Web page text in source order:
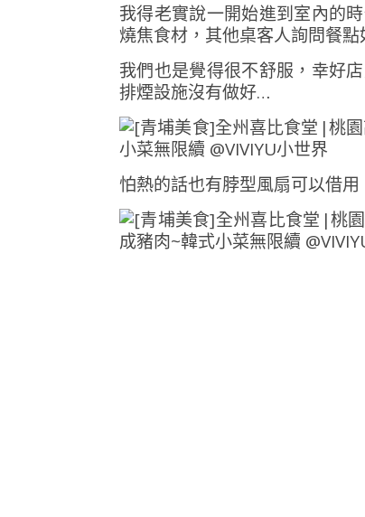
我得老實說一開始進到室內的
燒焦食材，其他桌客人詢問餐
我們也是覺得很不舒服，幸好
排煙設施沒有做好…
怕熱的話也有脖型風扇可以借